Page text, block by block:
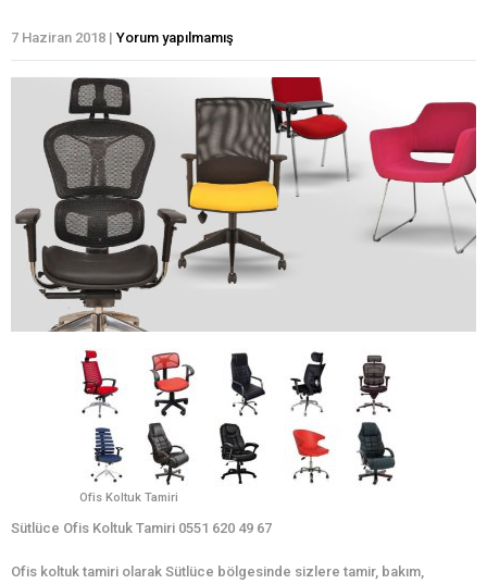
7 Haziran 2018 | Yorum yapılmamış
Ofis Koltuk Tamiri
Sütlüce Ofis Koltuk Tamiri 0551 620 49 67
Ofis koltuk tamiri olarak Sütlüce bölgesinde sizlere tamir, bakım,